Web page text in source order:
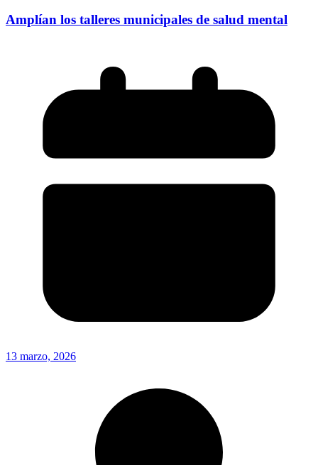
Amplían los talleres municipales de salud mental
13 marzo, 2026